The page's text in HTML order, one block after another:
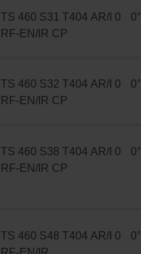
TS 460 S31 T404 AR/I 0
RF-EN/IR CP
0°
TS 460 S32 T404 AR/I 0
RF-EN/IR CP
0°
TS 460 S38 T404 AR/I 0
RF-EN/IR CP
0°
TS 460 S48 T404 AR/I 0
0°